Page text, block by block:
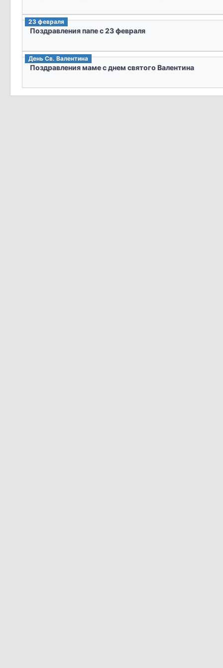
23 февраля
Поздравления папе с 23 февраля
День Св. Валентина
Поздравления маме с днем святого Валентина